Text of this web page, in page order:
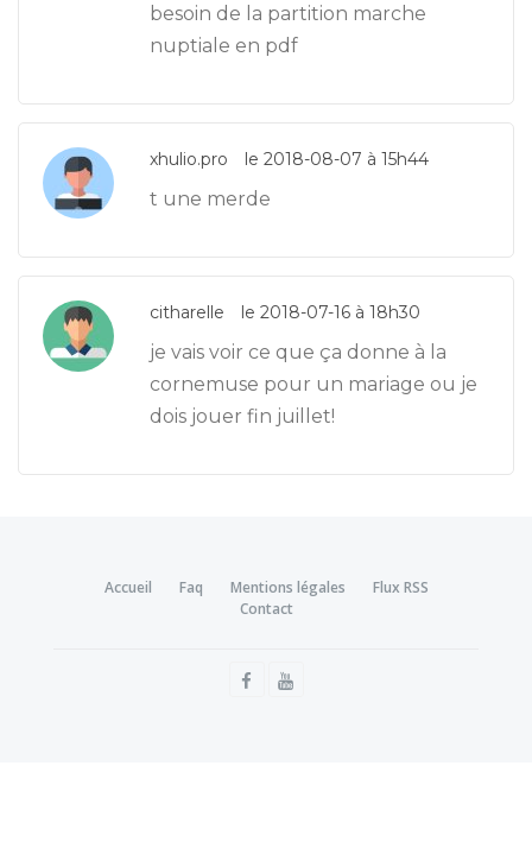
besoin de la partition marche
nuptiale en pdf
xhulio.pro le 2018-08-07 à 15h44
t une merde
citharelle le 2018-07-16 à 18h30
je vais voir ce que ça donne à la
cornemuse pour un mariage ou je
dois jouer fin juillet!
Accueil Faq Mentions légales
Flux RSS
Contact